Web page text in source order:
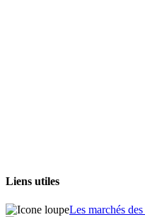
Liens utiles
Les marchés